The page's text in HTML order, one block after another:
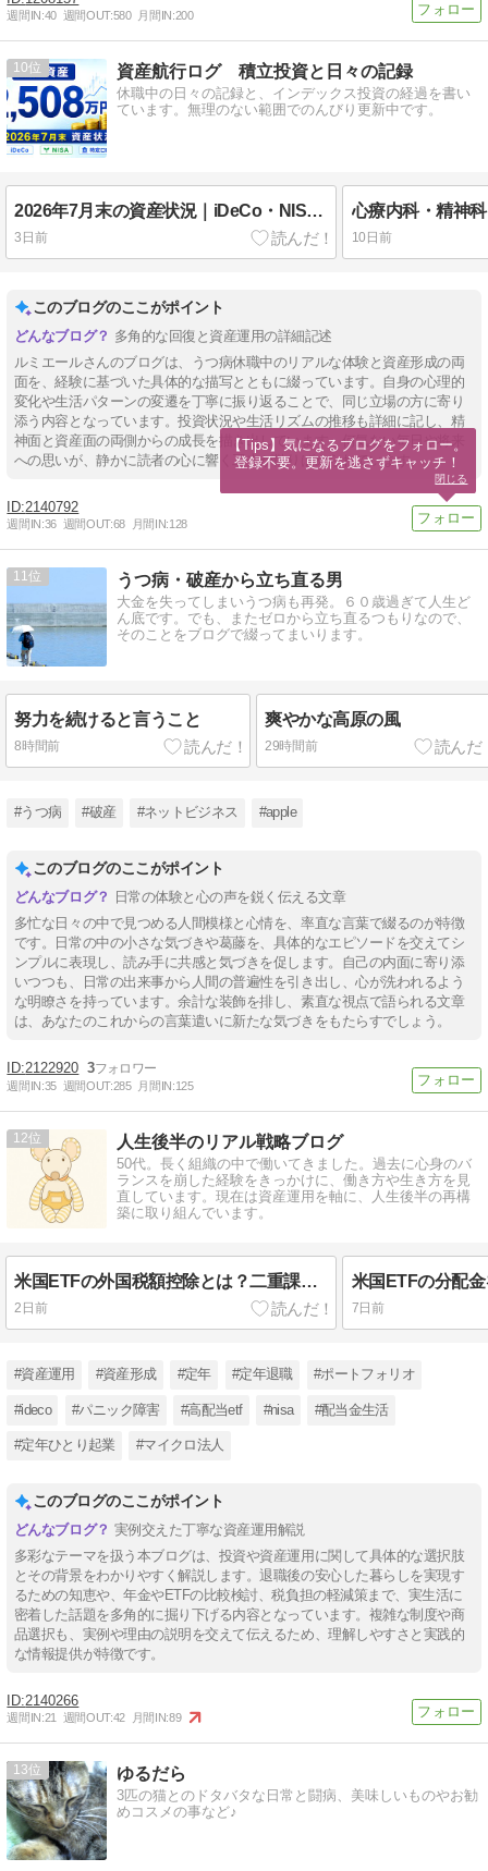
週間IN:40 週間OUT:580 月間IN:200
10 資産航行ログ 積立投資と日々の記録
休職中の日々の記録と、インデックス投資の経過を書い
ています。無理のない範囲でのんびり更新中です。
2026年7月末の資産状況｜iDeCo・NISA・特定口座の運用実績
3日前 10日前
このブログのここがポイント
多角的な回復と資産運用の詳細記述
ルミエールさんのブログは、うつ病休職中のリアルな体験と資産形成の両
面を、経験に基づいた具体的な描写とともに綴っています。自身の心理的
変化や生活パターンの変遷を丁寧に振り返ることで、同じ立場の方に寄り
添う内容となっています。投資状況や生活リズムの推移も詳細に記し、精
神面と資産面の両側からの成長を描き出しています。何気ない毎日や将来
への思いが、静かに読者の心に響く工夫が散りばめられています。
2140792
週間IN:36 週間OUT:68 月間IN:128
11 うつ病・破産から立ち直る男
大金を失ってしまいうつ病も再発。６０歳過ぎて人生ど
ん底です。でも、またゼロから立ち直るつもりなので、
そのことをブログで綴ってまいります。
努力を続けると言うこと
8時間前
爽やかな高原の風
29時間前
#うつ病 #破産 #ネットビジネス #apple
このブログのここがポイント
日常の体験と心の声を鋭く伝える文章
多忙な日々の中で見つめる人間模様と心情を、率直な言葉で綴るのが特徴
です。日常の中の小さな気づきや葛藤を、具体的なエピソードを交えてシ
ンプルに表現し、読み手に共感と気づきを促します。自己の内面に寄り添
いつつも、日常の出来事から人間の普遍性を引き出し、心が洗われるよう
な明瞭さを持っています。余計な装飾を排し、素直な視点で語られる文章
は、あなたのこれからの言葉遣いに新たな気づきをもたらすでしょう。
2122920 3
週間IN:35 週間OUT:285 月間IN:125
12 人生後半のリアル戦略ブログ
50代。長く組織の中で働いてきました。過去に心身のバ
ランスを崩した経験をきっかけに、働き方や生き方を見
直しています。現在は資産運用を軸に、人生後半の再構
築に取り組んでいます。
米国ETFの外国税額控除とは？二重課税を軽減する方法
2日前 7日前
#資産運用 #資産形成 #定年 #定年退職 #ポートフォリオ
#ideco #パニック障害 #高配当etf #nisa #配当金生活
#定年ひとり起業 #マイクロ法人
このブログのここがポイント
実例交えた丁寧な資産運用解説
多彩なテーマを扱う本ブログは、投資や資産運用に関して具体的な選択肢
とその背景をわかりやすく解説します。退職後の安心した暮らしを実現す
るための知恵や、年金やETFの比較検討、税負担の軽減策まで、実生活に
密着した話題を多角的に掘り下げる内容となっています。複雑な制度や商
品選択も、実例や理由の説明を交えて伝えるため、理解しやすさと実践的
な情報提供が特徴です。
2140266
週間IN:21 週間OUT:42 月間IN:89
13 ゆるだら
3匹の猫とのドタバタな日常と闘病、美味しいものやお勧
めコスメの事など♪
【Tips】気になるブログをフォロー。
登録不要。更新を逃さずキャッチ！
閉じる